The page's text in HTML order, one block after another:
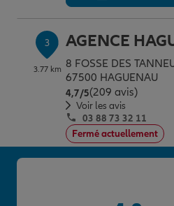
3
3.77 km
AGENCE
8 FOSSE DES
67500 HAGUENAU
4,7/5Note de 4.7 sur 5
(209 avis)
Voir les avis
03 88 73 32 11
Fermé actuellement